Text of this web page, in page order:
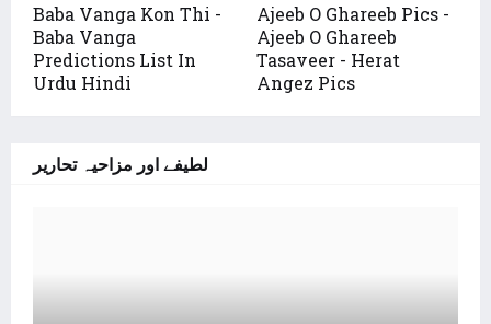
Baba Vanga Kon Thi -
Baba Vanga
Predictions List In
Urdu Hindi
Ajeeb O Ghareeb Pics -
Ajeeb O Ghareeb
Tasaveer - Herat
Angez Pics
لطیفے اور مزاحیہ تحاریر